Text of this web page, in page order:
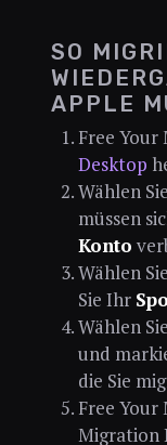
SO
APPLE
Free Your
Desktop
Wählen Sie
müssen
Konto
Wählen Sie
Sie Ihr
Wählen
und
die Sie
Free
Migration